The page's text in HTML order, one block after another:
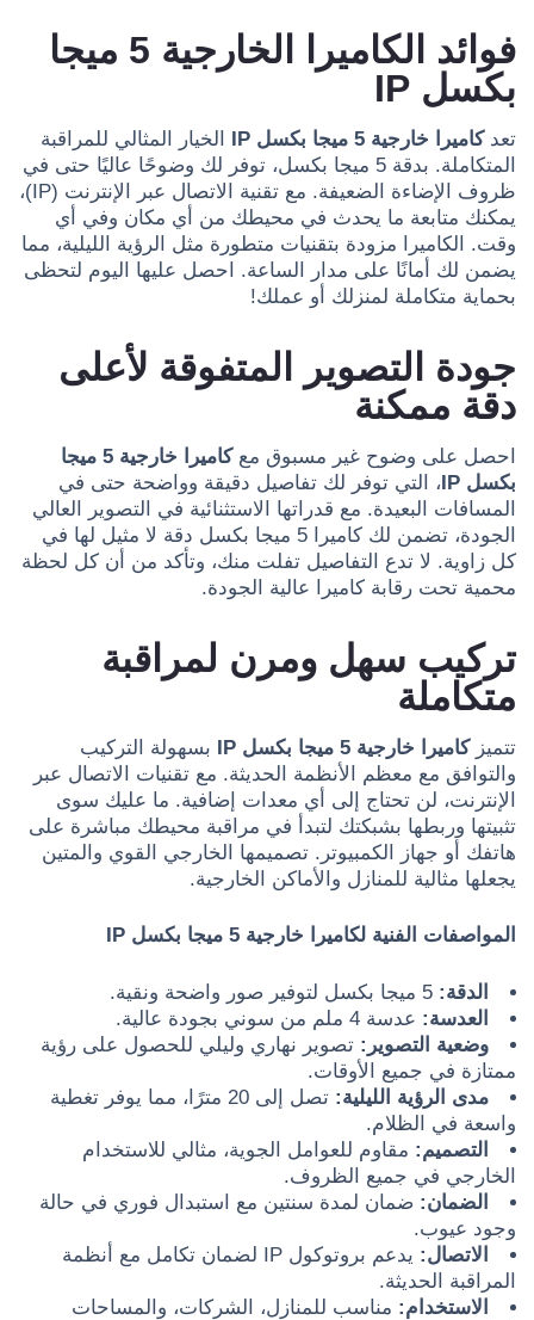
فوائد الكاميرا الخارجية 5 ميجا
بكسل IP
تعدكاميرا خارجية 5 ميجا بكسل IP
الخيار المثالي للمراقبة
المتكاملة. بدقة 5 ميجا بكسل، توفر لك وضوحًا عاليًا حتى في
ظروف الإضاءة الضعيفة. مع تقنية الاتصال عبر الإنترنت (IP)،
يمكنك متابعة ما يحدث في محيطك من أي مكان وفي أي
وقت. الكاميرا مزودة بتقنيات متطورة مثل الرؤية الليلية، مما
يضمن لك أمانًا على مدار الساعة. احصل عليها اليوم لتحظى
بحماية متكاملة لمنزلك أو عملك!
جودة التصوير المتفوقة لأعلى
دقة ممكنة
احصل على وضوح غير مسبوق مع
كاميرا خارجية 5 ميجا
بكسل IP
، التي توفر لك تفاصيل دقيقة وواضحة حتى في
المسافات البعيدة. مع قدراتها الاستثنائية في التصوير العالي
الجودة، تضمن لك كاميرا 5 ميجا بكسل دقة لا مثيل لها في
كل زاوية. لا تدع التفاصيل تفلت منك، وتأكد من أن كل لحظة
محمية تحت رقابة كاميرا عالية الجودة.
تركيب سهل ومرن لمراقبة
متكاملة
تتميزكاميرا خارجية 5 ميجا بكسل IP
بسهولة التركيب
والتوافق مع معظم الأنظمة الحديثة. مع تقنيات الاتصال عبر
الإنترنت، لن تحتاج إلى أي معدات إضافية. ما عليك سوى
تثبيتها وربطها بشبكتك لتبدأ في مراقبة محيطك مباشرة على
هاتفك أو جهاز الكمبيوتر. تصميمها الخارجي القوي والمتين
يجعلها مثالية للمنازل والأماكن الخارجية.
المواصفات الفنية لكاميرا خارجية 5 ميجا بكسل IP
الدقة:
العدسة: عدسة 4 ملم من سوني بجودة عالية.
وضعية التصوير: تصوير نهاري وليلي للحصول على رؤية
ممتازة في جميع الأوقات.
مدى الرؤية الليلية:
تصل إلى 20 مترًا، مما يوفر تغطية
واسعة في الظلام.
التصميم: مقاوم للعوامل الجوية، مثالي للاستخدام
الخارجي في جميع الظروف.
الضمان: ضمان لمدة سنتين مع استبدال فوري في حالة
وجود عيوب.
الاتصال:
يدعم بروتوكول IP لضمان تكامل مع أنظمة
المراقبة الحديثة.
الاستخدام: مناسب للمنازل، الشركات، والمساحات